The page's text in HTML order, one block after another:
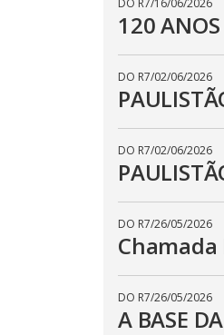
DO R7/16/06/2026
120
DO R7/02/06/2026
DO R7/02/06/2026
DO R7/26/05/2026
Chamada
DO R7/26/05/2026
A BASE